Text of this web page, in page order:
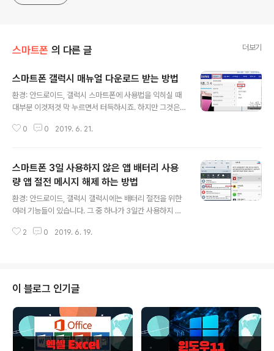
스마트폰 의 다른 글 더보기
스마트폰 갤럭시 매뉴얼 다운로드 받는 방법
환경: 안드로이드, 갤럭시 스마트폰에 사용법을 익히실 때
대부분 이것저것 막 누르면서 터득하시죠. 하지만 그것은
뉴얼로 하나씩 정확하게 익혀 나가야 합니다. 그런데 스마
삼성전자 홈페이지에서 PDF 로 된 매뉴얼을 기기별로 받
는 방법에 대해 알아 보겠습니다. ▼ 삼성전자 스마트폰 매
뉴얼을 찾기 위해서 아래 링크를 클릭합니다. 홈페이지에
접속한 후 상단 [제품정보] > [휴대폰/태블릿] > [스마트
폰] 메뉴를 선택합니다. http://www.samsung.com/se
c/home/ ▼ 그림과 같이 제품 종류 별로 최신 휴대폰 순
0 0 2019. 6. 21.
스마트폰 3일 사용하지 않은 앱 배터리 사용
량 앱 절전 메시지 해제 하는 방법
환경: 안드로이드, 갤럭시 갤럭시에는 배터리 절전을 위한
여러 기능들이 있습니다. 그 중 하나가 3일간 사용하지 않
로 전환할 때 앱에 알림을 제공합니다. 현재 절전 모드로 전
전 알림 메시지가 옵니다. 사용자가 굳이 알아야 할 이유가
없는 메시지로 다시는 오지 않도록 설정을 바꿔 보겠습니
다. 메시지가 온 경우 클릭해서 앱 절전 화면으로 들어갑니
다. 그리고 [사용 중] 스위치를 [사용 안 함]으로 전환해 줍
니다. ▼ 메시지가 오지 않은 경우 [설정] > [스마트 매니
저] 메뉴를 선택해서..
2 0 2019. 6. 19.
이 블로그 인기글